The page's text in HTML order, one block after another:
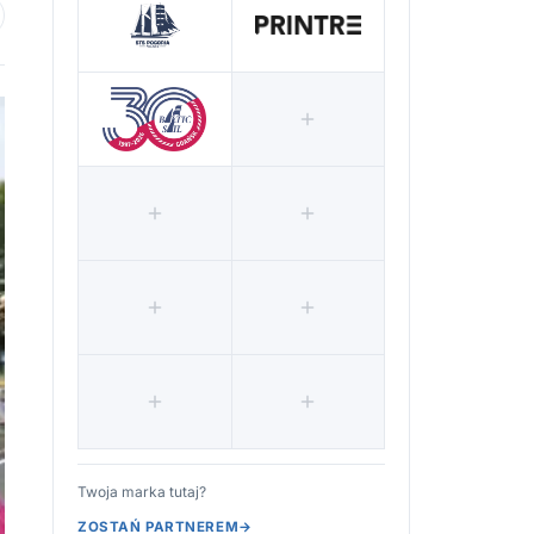
ulubionych
Twoja marka tutaj?
ZOSTAŃ PARTNEREM→